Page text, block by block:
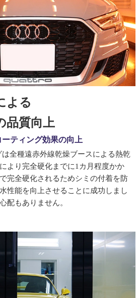
よる
品質向上
ティング効果の向上
全種遠赤外線乾燥ブースによる熱乾
より完全硬化までに1カ月程度かか
完全硬化されるためシミの付着を防
性能を向上させることに成功しまし
配もありません。